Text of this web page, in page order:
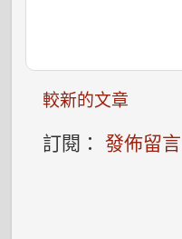
較新的文章
訂閱： 發佈留